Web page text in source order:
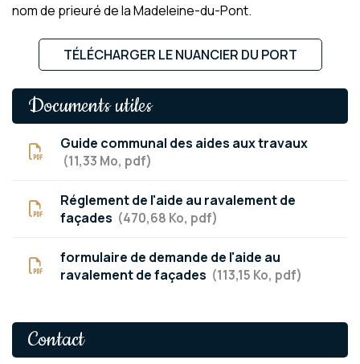
nom de prieuré de la Madeleine-du-Pont.
TÉLÉCHARGER LE NUANCIER DU PORT
Documents utiles
Guide communal des aides aux travaux
11,33 Mo, pdf
Réglement de l'aide au ravalement de
façades
470,68 Ko, pdf
formulaire de demande de l'aide au
ravalement de façades
113,15 Ko, pdf
Contact